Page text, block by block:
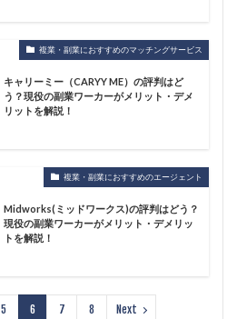
複業・副業におすすめのマッチングサービス
キャリーミー（CARYY ME）の評判はど
う？現役の副業ワーカーがメリット・デメ
リットを解説！
複業・副業におすすめのエージェント
Midworks(ミッドワークス)の評判はどう？
現役の副業ワーカーがメリット・デメリッ
トを解説！
5 6 7 8 Next